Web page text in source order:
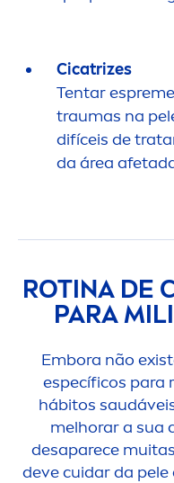
Cicatrizes
Tentar
traumas na
difíceis de
da área
ROTINA DE
PARA
Embora não
específicos para
hábitos
melhorar a sua
desaparece
deve cuidar da